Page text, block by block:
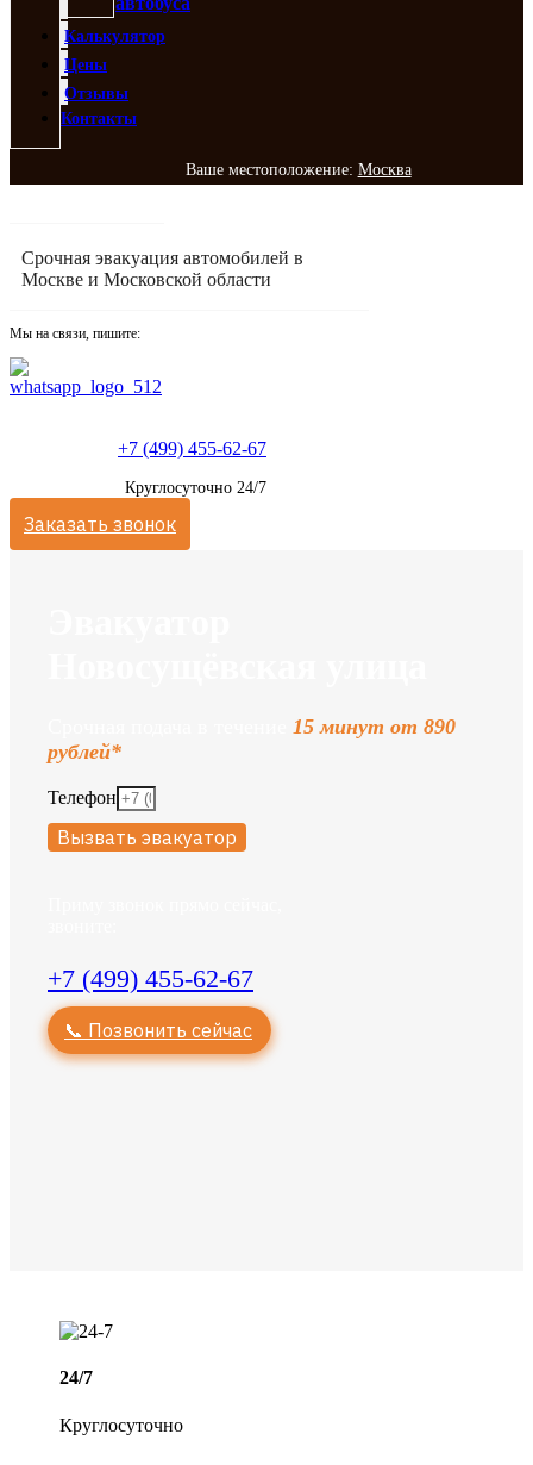
Калькулятор
Цены
Отзывы
Контакты
Ваше местоположение: Москва
Срочная эвакуация автомобилей в
Москве и Московской области
Мы на связи, пишите:
+7 (499) 455-62-67
Круглосуточно 24/7
Заказать звонок
15 минут от 890
рублей*
Телефон
Вызвать эвакуатор
+7 (499) 455-62-67
📞 Позвонить сейчас
24/7
Круглосуточно